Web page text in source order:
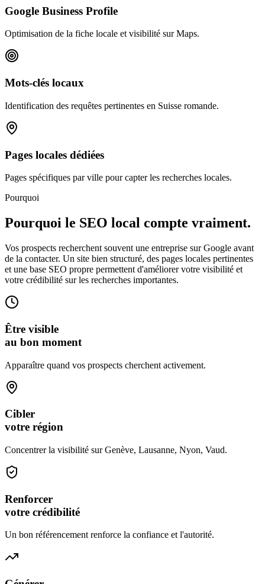
Google Business Profile
Optimisation de la fiche locale et visibilité sur Maps.
Mots-clés locaux
Identification des requêtes pertinentes en Suisse romande.
Pages locales dédiées
Pages spécifiques par ville pour capter les recherches locales.
Pourquoi
Pourquoi le SEO local compte vraiment.
Vos prospects recherchent souvent une entreprise sur Google avant
de la contacter. Un site bien structuré, des pages locales pertinentes
et une base SEO propre permettent d'améliorer votre visibilité et
votre crédibilité sur les recherches importantes.
Être visible
au bon moment
Apparaître quand vos prospects cherchent activement.
Cibler
votre région
Concentrer la visibilité sur Genève, Lausanne, Nyon, Vaud.
Renforcer
votre crédibilité
Un bon référencement renforce la confiance et l'autorité.